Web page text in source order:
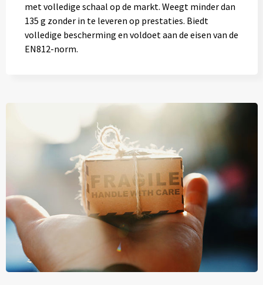
met volledige schaal op de markt. Weegt minder dan
135 g zonder in te leveren op prestaties. Biedt
volledige bescherming en voldoet aan de eisen van de
EN812-norm.